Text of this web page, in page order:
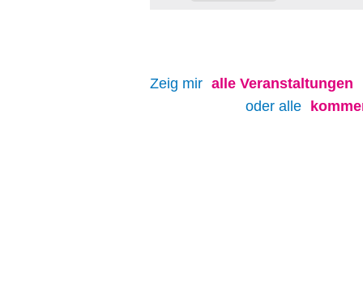
Zeig mir alle Veranstaltungen
oder alle